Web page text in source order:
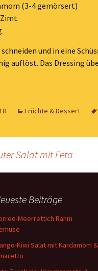
(3-4 gemörsert)
und in eine
auflöst. Das Dressing
Früchte & Dessert
Salat mit Feta
Beiträge
Meerrettich Rahm
Kiwi Salat mit Kardamom &